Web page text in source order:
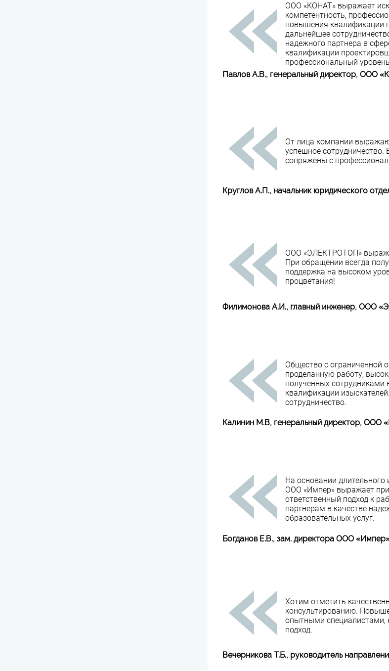
ООО «КОНАТ» выражает
компетентность,
повышения квалификации
дальнейшее
надежного партнера в
квалификации
профессиональный
Павлов А.В., генеральный директор, ООО
От лица компании
успешное
сопряжены с
Круглов А.П., начальник юридического
ООО «ЭЛЕКТРОТОП»
При обращении всегда
поддержка на высоком
процветания!
Филимонова А.И., главный инженер, ООО
Общество с ограниченной
проделанную работу,
полученных
квалификации
сотрудничество.
Калинин М.В, генеральный директор, ООО
На основании
ООО «Импер» выражает
ответственный подход к
партнерам в качестве
образовательных услуг.
Богданов Е.В., зам. директора ООО
Хотим отметить
консультированию.
опытными специалистами,
подход.
Вечерникова Т.Б., руководитель